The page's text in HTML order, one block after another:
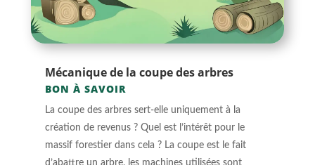
Mécanique de la coupe des arbres
BON À SAVOIR
La coupe des arbres sert-elle uniquement à la
création de revenus ? Quel est l’intérêt pour le
massif forestier dans cela ? La coupe est le fait
d’abattre un arbre, les machines utilisées sont